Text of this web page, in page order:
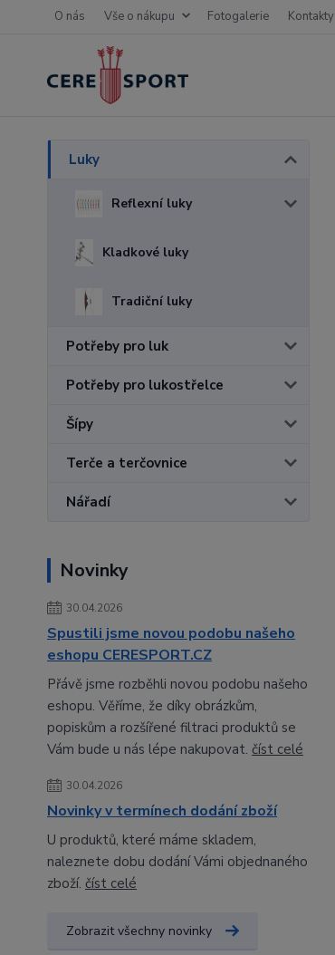
O nás Vše o nákupu Fotogalerie Kontakty
Luky
Reflexní luky
Kladkové luky
Tradiční luky
Potřeby pro luk
Potřeby pro lukostřelce
Šípy
Terče a terčovnice
Nářadí
Novinky
30.04.2026
Spustili jsme novou podobu našeho
eshopu CERESPORT.CZ
Přávě jsme rozběhli novou podobu našeho
eshopu. Věříme, že díky obrázkům,
popiskům a rozšířené filtraci produktů se
Vám bude u nás lépe nakupovat. číst celé
30.04.2026
Novinky v termínech dodání zboží
U produktů, které máme skladem,
naleznete dobu dodání Vámi objednaného
zboží. číst celé
Zobrazit všechny novinky